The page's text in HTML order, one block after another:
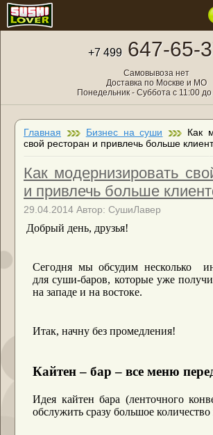
+7 499 647-65-
Самовывоза нет
Доставка по Москве и МО
Понедельник - Суббота с 11:00
Главная Бизнес на суши
Как
свой ресторан и привлечь больше
Как модернизировать
и привлечь больше
29.04.2014 Автор: СушиЛавер
Добрый день, друзья!
Сегодня мы обсудим несколько
для суши-баров, которые уже
на западе и на востоке.
Итак, начну без промедления!
Кайтен – бар – все меню
Идея кайтен бара (ленточного
обслужить сразу большое